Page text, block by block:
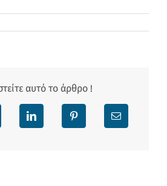
αυτό το άρθρο !
LinkedIn Pinterest Email